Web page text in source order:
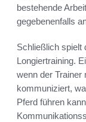
bestehende
gegebenenfalls
Schließlich spielt
Longiertraining.
wenn der Trainer
kommuniziert,
Pferd führen